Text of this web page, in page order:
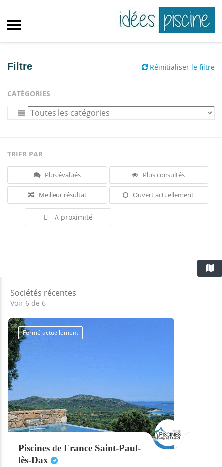
Filtre Réinitialiser le filtre
CATÉGORIES
TRIER PAR
Plus évalués Plus consultés
Meilleur résultat Ouvert actuellement
À proximité
Sociétés récentes
Voir 6 de 6
Fermé actuellement
Piscines de France Saint-Paul-
lès-Dax